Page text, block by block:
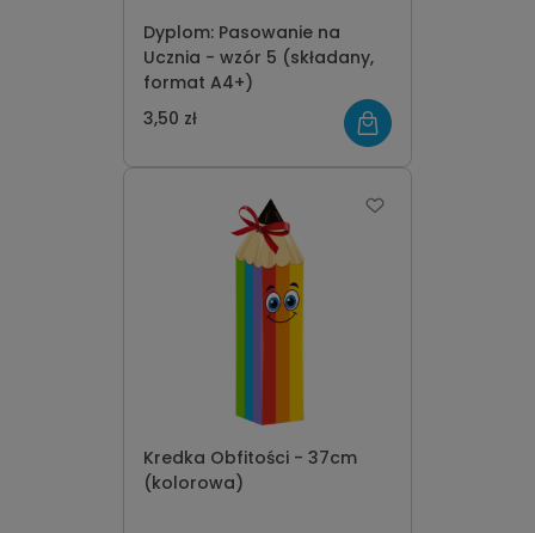
Dyplom: Pasowanie na
Ucznia - wzór 5 (składany,
format A4+)
3,50 zł
Kredka Obfitości - 37cm
(kolorowa)